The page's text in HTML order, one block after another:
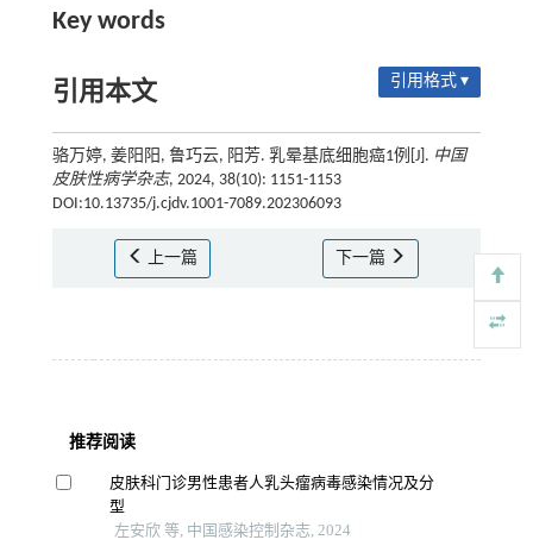
Key words
引用本文 引用格式 ▾
骆万婷, 姜阳阳, 鲁巧云, 阳芳. 乳晕基底细胞癌1例[J]. 中国
皮肤性病学杂志, 2024, 38(10): 1151-1153
DOI:10.13735/j.cjdv.1001-7089.202306093
上一篇 下一篇